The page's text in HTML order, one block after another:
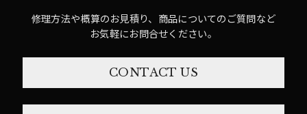
修理方法や概算のお見積り、商品についてのご質問など
お気軽にお問合せください。
CONTACT US